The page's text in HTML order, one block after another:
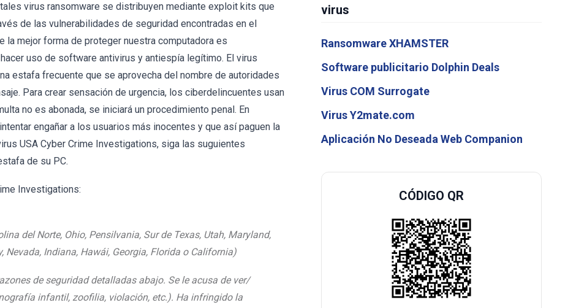
virus ransomware se distribuyen mediante exploit kits que
de las vulnerabilidades de seguridad encontradas en el
la mejor forma de proteger nuestra computadora es
uso de software antivirus y antiespía legítimo. El virus
estafa frecuente que se aprovecha del nombre de autoridades
Para crear sensación de urgencia, los ciberdelincuentes usan
no es abonada, se iniciará un procedimiento penal. En
engañar a los usuarios más inocentes y que así paguen la
USA Cyber Crime Investigations, siga las suguientes
de su PC.
Investigations:
del Norte, Ohio, Pensilvania, Sur de Texas, Utah, Maryland,
Nevada, Indiana, Hawái, Georgia, Florida o California)
de seguridad detalladas abajo. Se le acusa de ver/
infantil, zoofilia, violación, etc.). Ha infringido la
virus
Ransomware XHAMSTER
Software publicitario Dolphin Deals
Virus COM Surrogate
Virus Y2mate.com
Aplicación No Deseada Web Companion
CÓDIGO QR